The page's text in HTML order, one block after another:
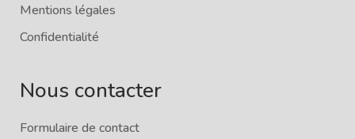
Mentions légales
Confidentialité
Nous contacter
Formulaire de contact